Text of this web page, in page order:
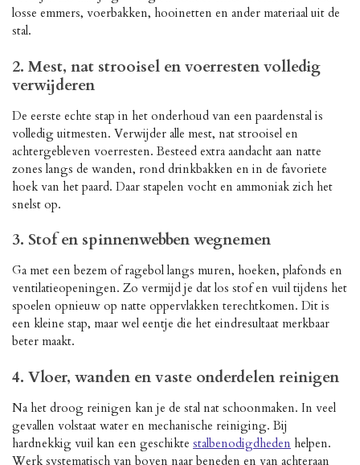
losse emmers, voerbakken, hooinetten en ander materiaal uit de
stal.
2. Mest, nat strooisel en voerresten volledig
verwijderen
De eerste echte stap in het onderhoud van een paardenstal is
volledig uitmesten. Verwijder alle mest, nat strooisel en
achtergebleven voerresten. Besteed extra aandacht aan natte
zones langs de wanden, rond drinkbakken en in de favoriete
hoek van het paard. Daar stapelen vocht en ammoniak zich het
snelst op.
3. Stof en spinnenwebben wegnemen
Ga met een bezem of ragebol langs muren, hoeken, plafonds en
ventilatieopeningen. Zo vermijd je dat los stof en vuil tijdens het
spoelen opnieuw op natte oppervlakken terechtkomen. Dit is
een kleine stap, maar wel eentje die het eindresultaat merkbaar
beter maakt.
4. Vloer, wanden en vaste onderdelen reinigen
Na het droog reinigen kan je de stal nat schoonmaken. In veel
gevallen volstaat water en mechanische reiniging. Bij
hardnekkig vuil kan een geschikte stalbenodigdheden helpen.
Werk systematisch van boven naar beneden en van achteraan